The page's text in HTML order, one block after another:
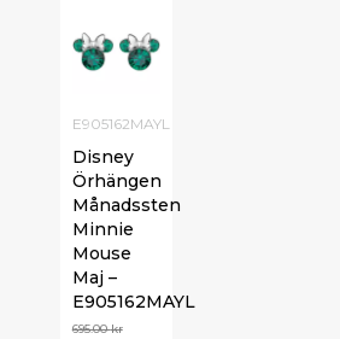
E905162MAYL
Disney
Örhängen
Månadssten
Minnie
Mouse
Maj –
E905162MAYL
695.00kr